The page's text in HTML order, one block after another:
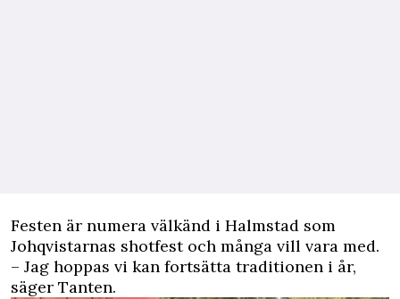
Festen är numera välkänd i Halmstad som
Johqvistarnas shotfest och många vill vara med.
– Jag hoppas vi kan fortsätta traditionen i år,
säger Tanten.